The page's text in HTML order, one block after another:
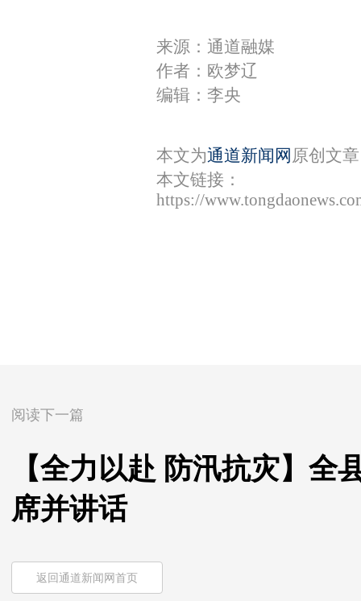
来源：通道融媒
作者：欧梦辽
编辑：李央
本文为通道新闻网 原创文
本文链接：
https://
阅读下一篇
【全力以赴 防汛抗灾】全
席并讲话
返回通道新闻网首页